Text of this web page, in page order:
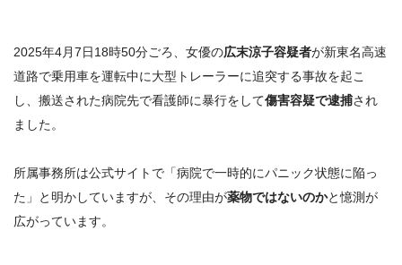
2025年4月7日18時50分ごろ、女優の広末涼子容疑者が新東名高速
道路で乗用車を運転中に大型トレーラーに追突する事故を起こ
し、 搬送された病院先で看護師に暴行をして傷害容疑で逮捕され
ました。
所属事務所は公式サイトで「病院で一時的にパニック状態に陥っ
た」と明かしていますが、その理由が薬物ではないのかと憶測が
広がっています。